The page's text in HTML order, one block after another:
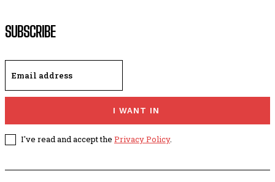
SUBSCRIBE
I WANT IN
I've read and accept the Privacy Policy.